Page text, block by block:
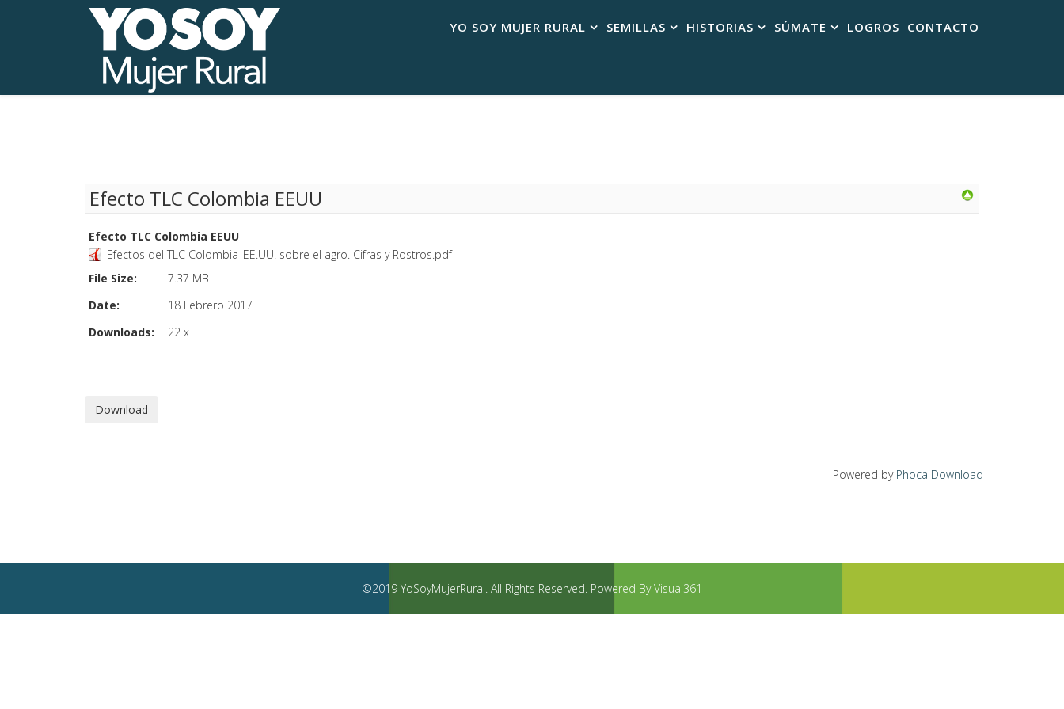
YO SOY MUJER RURAL SEMILLAS HISTORIAS SÚMATE LOGROS CONTACTO
Efecto TLC Colombia EEUU
Efecto TLC Colombia EEUU
Efectos del TLC Colombia_EE.UU. sobre el agro. Cifras y Rostros.pdf
File Size:
7.37 MB
Date:
18 Febrero 2017
Downloads:
22 x
Powered by Phoca Download
©2019 YoSoyMujerRural. All Rights Reserved. Powered By Visual361